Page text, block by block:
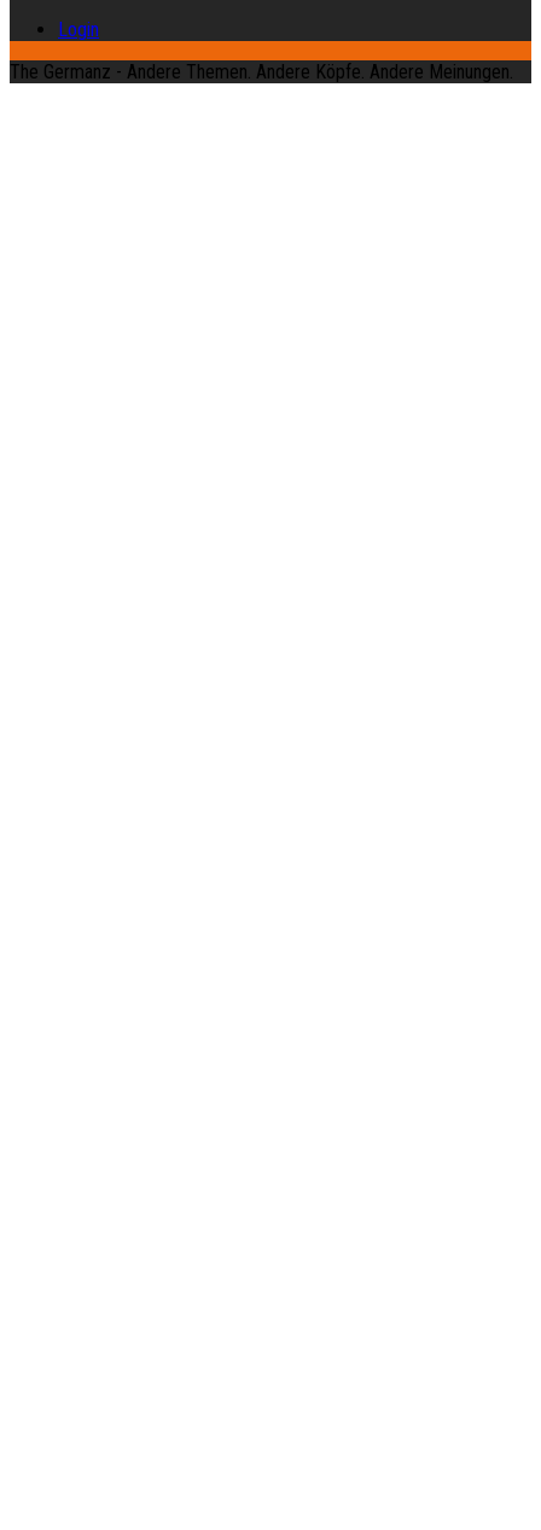
Login
The Germanz - Andere Themen. Andere Köpfe. Andere Meinungen.